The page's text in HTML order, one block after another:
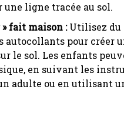
une ligne tracée au sol.
fait maison :Utilisez du
autocollants pour créer
le sol. Les enfants
en suivant les
adulte ou en utilisant